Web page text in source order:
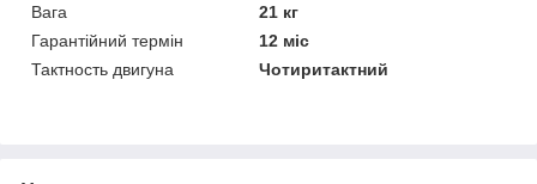
Вага
21 кг
Гарантійний термін
12 міс
Тактность двигуна
Чотиритактний